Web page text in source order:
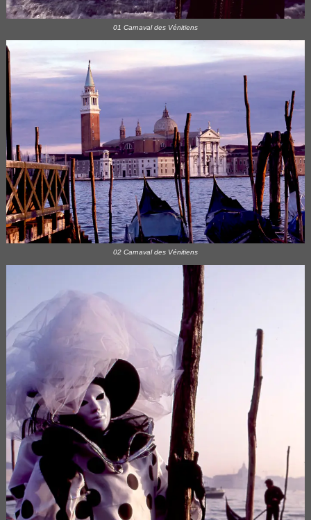
01 Carnaval des Vénitiens
02 Carnaval des Vénitiens